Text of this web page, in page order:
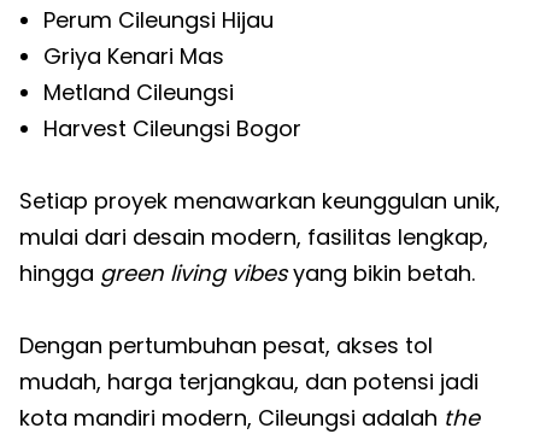
Perum Cileungsi Hijau
Griya Kenari Mas
Metland Cileungsi
Harvest Cileungsi Bogor
Setiap proyek menawarkan keunggulan unik,
mulai dari desain modern, fasilitas lengkap,
hingga green living vibesyang bikin betah.
Dengan pertumbuhan pesat, akses tol
mudah, harga terjangkau, dan potensi jadi
kota mandiri modern, Cileungsi adalah the